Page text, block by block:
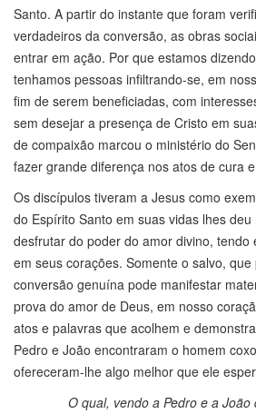
Santo. A partir do instante que foram
verdadeiros da conversão, as obras
entrar em ação. Por que estamos
tenhamos pessoas infiltrando-se, em
fim de serem beneficiadas, com
sem desejar a presença de Cristo em
de compaixão marcou o ministério do
fazer grande diferença nos atos de cura
Os discípulos tiveram a Jesus como
do Espírito Santo em suas vidas lhes
desfrutar do poder do amor divino, tendo
em seus corações. Somente o salvo,
conversão genuína pode manifestar
prova do amor de Deus, em nosso
atos e palavras que acolhem e
Pedro e João encontraram o homem
ofereceram-lhe algo melhor que ele
O qual, vendo a Pedro e a